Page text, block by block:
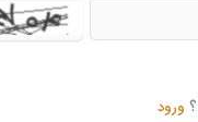
ورود